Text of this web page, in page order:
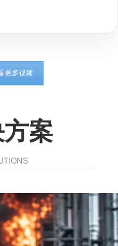
更多视频
案